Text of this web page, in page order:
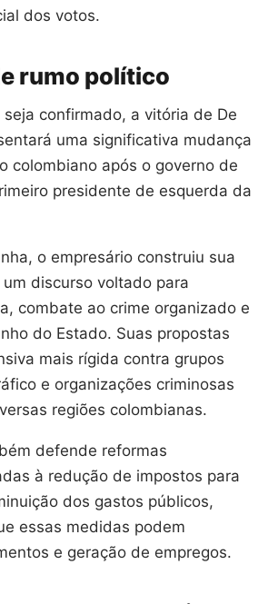
dos votos.
rumo político
confirmado, a vitória de De
uma significativa mudança
colombiano após o governo de
presidente de esquerda da
o empresário construiu sua
discurso voltado para
combate ao crime organizado e
do Estado. Suas propostas
mais rígida contra grupos
e organizações criminosas
regiões colombianas.
defende reformas
à redução de impostos para
dos gastos públicos,
essas medidas podem
e geração de empregos.